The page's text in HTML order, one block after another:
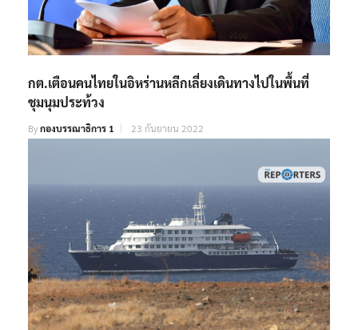
กต.เตือนคนไทยในอิหร่านหลีกเลี่ยงเดินทางไปในพื้นที่
ชุมนุมประท้วง
Byกองบรรณาธิการ 1 23 กันยายน 2022